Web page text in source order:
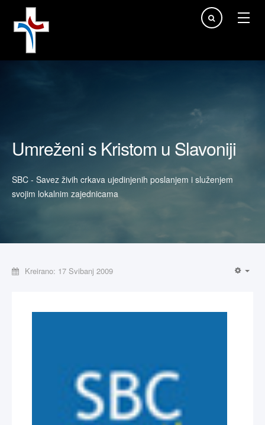
Traži...
Umreženi s Kristom u Slavoniji
SBC - Savez živih crkava ujedinjenih poslanjem i služenjem
svojim lokalnim zajednicama
Kreirano: 17 Svibanj 2009